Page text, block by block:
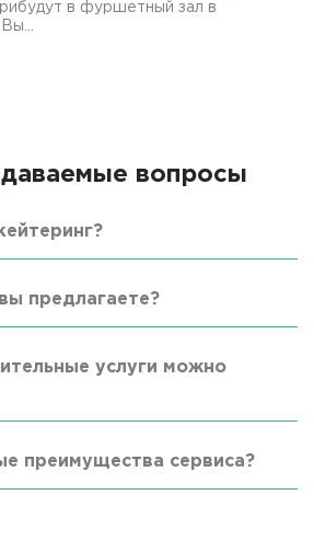
в фуршетный зал в
вопросы
предлагаете?
услуги можно
преимущества сервиса?